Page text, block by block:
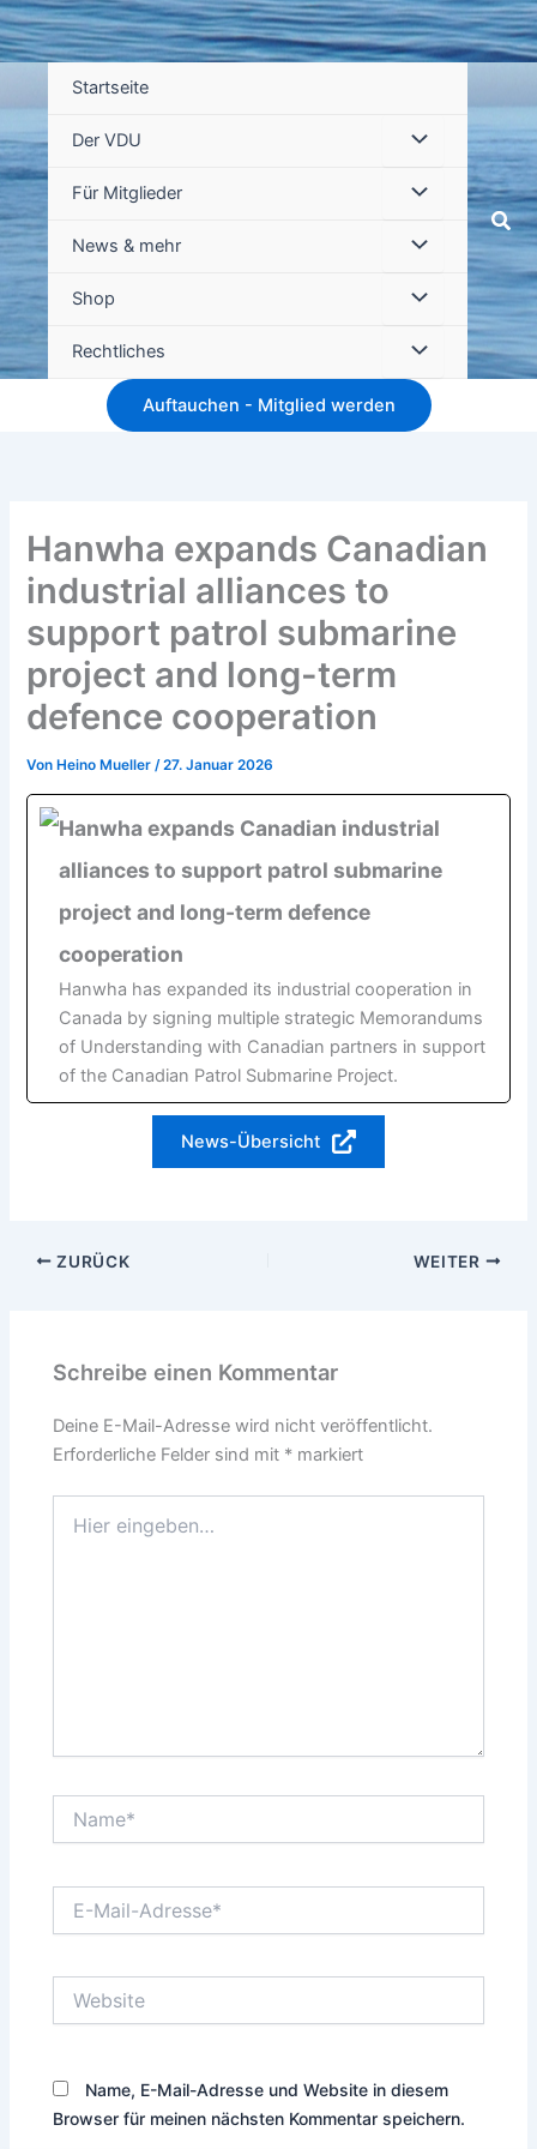
Startseite
Der VDU
Für Mitglieder
News & mehr
Shop
Rechtliches
Auftauchen - Mitglied werden
Hanwha expands Canadian
industrial alliances to
support patrol submarine
project and long-term
defence cooperation
Von Heino Mueller/27. Januar 2026
Hanwha expands Canadian industrial
alliances to support patrol submarine
project and long-term defence
cooperation
Hanwha has expanded its industrial cooperation in
Canada by signing multiple strategic Memorandums
of Understanding with Canadian partners in support
of the Canadian Patrol Submarine Project.
News-Übersicht
ZURÜCK WEITER
Schreibe einen Kommentar
Deine E-Mail-Adresse wird nicht veröffentlicht.
Erforderliche Felder sind mit * markiert
eingeben…
Mail-
Name, E-Mail-Adresse und Website in diesem
Browser für meinen nächsten Kommentar speichern.